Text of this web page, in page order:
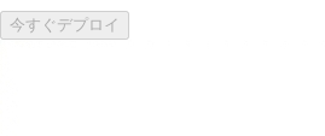
今すぐデプロイ